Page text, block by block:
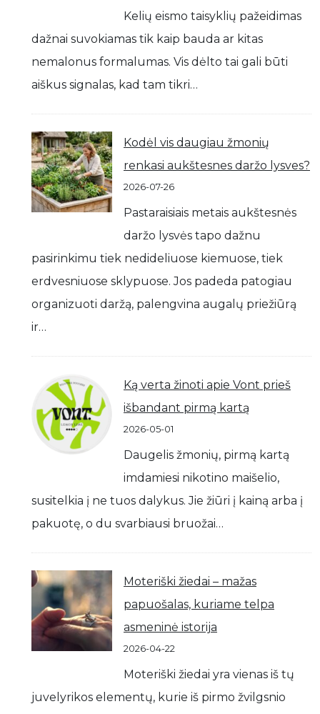
Kelių eismo taisyklių pažeidimas
dažnai suvokiamas tik kaip bauda ar kitas
nemalonus formalumas. Vis dėlto tai gali būti
aiškus signalas, kad tam tikri…
Kodėl vis daugiau žmonių
renkasi aukštesnes daržo lysves?
2026-07-26
Pastaraisiais metais aukštesnės
daržo lysvės tapo dažnu
pasirinkimu tiek nedideliuose kiemuose, tiek
erdvesniuose sklypuose. Jos padeda patogiau
organizuoti daržą, palengvina augalų priežiūrą
ir…
Ką verta žinoti apie Vont prieš
išbandant pirmą kartą
2026-05-01
Daugelis žmonių, pirmą kartą
imdamiesi nikotino maišelio,
susitelkia į ne tuos dalykus. Jie žiūri į kainą arba į
pakuotę, o du svarbiausi bruožai…
Moteriški žiedai – mažas
papuošalas, kuriame telpa
asmeninė istorija
2026-04-22
Moteriški žiedai yra vienas iš tų
juvelyrikos elementų, kurie iš pirmo žvilgsnio